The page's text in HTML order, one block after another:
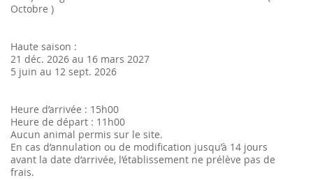
Octobre )
Haute saison :
21 déc. 2026 au 16 mars 2027
5 juin au 12 sept. 2026
Heure d’arrivée : 15h00
Heure de départ : 11h00
Aucun animal permis sur le site.
En cas d’annulation ou de modification jusqu’à 14 jours
avant la date d’arrivée, l’établissement ne prélève pas de
frais.